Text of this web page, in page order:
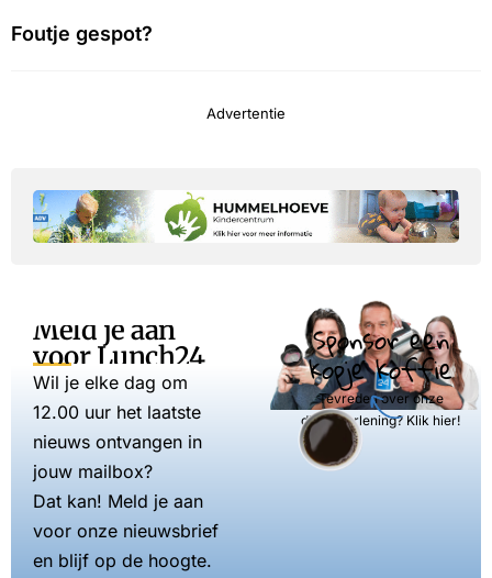
Foutje gespot?
Advertentie
Meld je aan
voor Lunch24
Wil je elke dag om
12.00 uur het laatste
nieuws ontvangen in
jouw mailbox?
Dat kan! Meld je aan
voor onze nieuwsbrief
en blijf op de hoogte.
Sponsor een
kopje koffie
Tevreden over onze
dienstverlening? Klik hier!